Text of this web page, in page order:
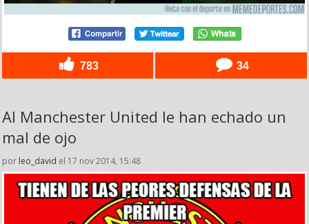
783 34
Al Manchester United le han echado un
mal de ojo
por leo_david el 17 nov 2014, 15:48